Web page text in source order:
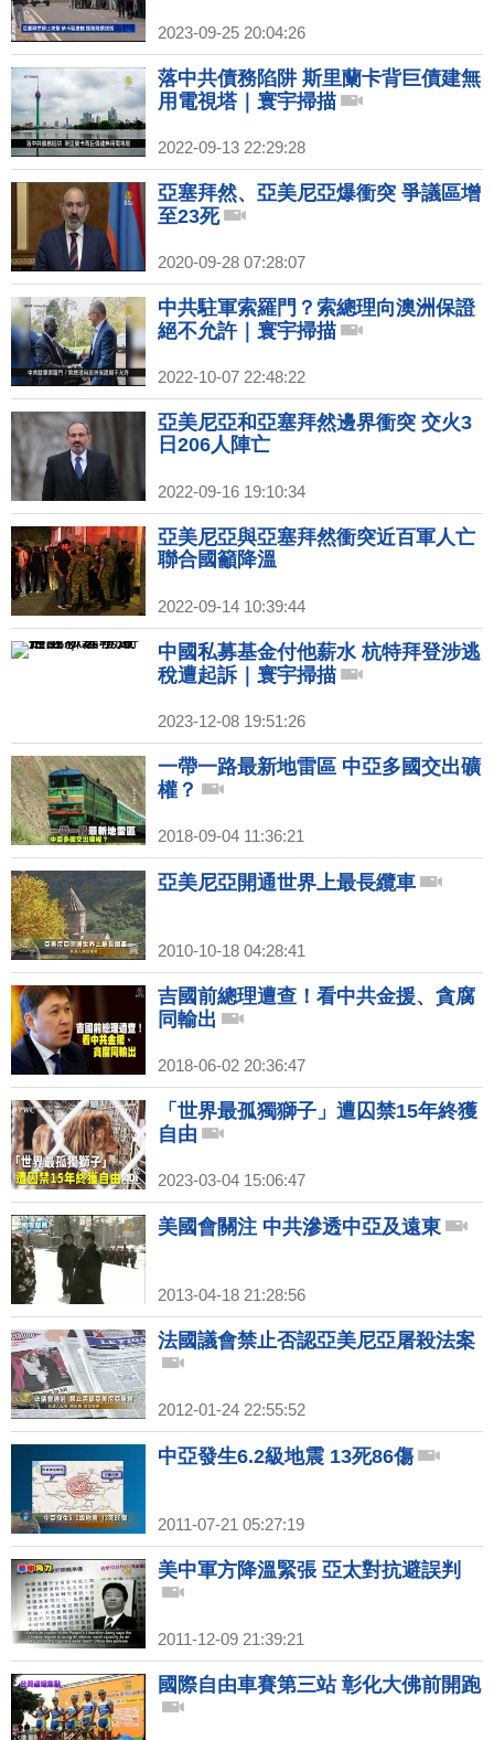
2023-09-25 20:04:26
落中共債務陷阱 斯里蘭卡背巨債建無
用電視塔｜寰宇掃描
2022-09-13 22:29:28
亞塞拜然、亞美尼亞爆衝突 爭議區增
至23死
2020-09-28 07:28:07
中共駐軍索羅門？索總理向澳洲保證
絕不允許｜寰宇掃描
2022-10-07 22:48:22
亞美尼亞和亞塞拜然邊界衝突 交火3
日206人陣亡
2022-09-16 19:10:34
亞美尼亞與亞塞拜然衝突近百軍人亡
聯合國籲降溫
2022-09-14 10:39:44
中國私募基金付他薪水 杭特拜登涉逃
稅遭起訴｜寰宇掃描
2023-12-08 19:51:26
一帶一路最新地雷區 中亞多國交出礦
權？
2018-09-04 11:36:21
亞美尼亞開通世界上最長纜車
2010-10-18 04:28:41
吉國前總理遭查！看中共金援、貪腐
同輸出
2018-06-02 20:36:47
「世界最孤獨獅子」遭囚禁15年終獲
自由
2023-03-04 15:06:47
美國會關注 中共滲透中亞及遠東
2013-04-18 21:28:56
法國議會禁止否認亞美尼亞屠殺法案
2012-01-24 22:55:52
中亞發生6.2級地震 13死86傷
2011-07-21 05:27:19
美中軍方降溫緊張 亞太對抗避誤判
2011-12-09 21:39:21
國際自由車賽第三站 彰化大佛前開跑